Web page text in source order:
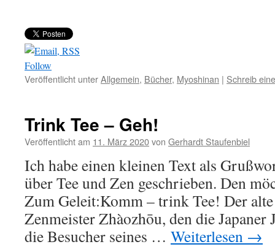
Follow
Veröffentlicht unterAllgemein, Bücher, Myoshinan | Schreib
Trink Tee – Geh!
Veröffentlicht am 11. März 2020von Gerhardt Staufenbiel
Ich habe einen kleinen Text als
über Tee und Zen geschrieben. Den
Zum Geleit:Komm – trink Tee! Der
Zenmeister Zhàozhōu, den die Japaner
die Besucher seines … Weiterlesen →